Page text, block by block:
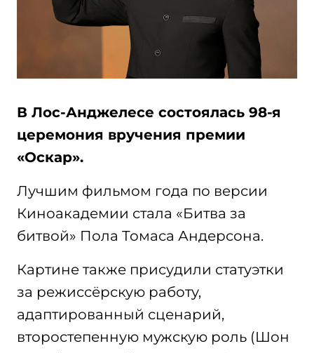
В Лос-Анджелесе состоялась 98-я
церемония вручения премии
«Оскар».
Лучшим фильмом года по версии
Киноакадемии стала «Битва за
битвой» Пола Томаса Андерсона.
Картине также присудили статуэтки
за режиссёрскую работу,
адаптированный сценарий,
второстепенную мужскую роль (Шон